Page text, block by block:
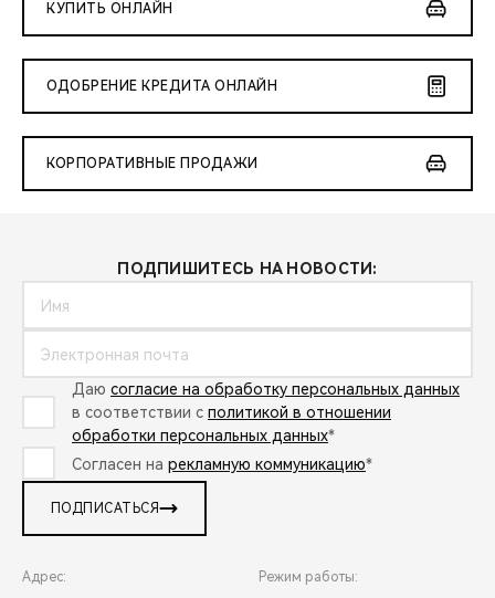
КУПИТЬ ОНЛАЙН
ОДОБРЕНИЕ КРЕДИТА ОНЛАЙН
КОРПОРАТИВНЫЕ ПРОДАЖИ
ПОДПИШИТЕСЬ НА НОВОСТИ:
Даю согласие на обработку персональных данных
в соответствии с политикой в отношении
обработки персональных данных*
Согласен на рекламную коммуникацию*
ПОДПИСАТЬСЯ
Адрес: Режим работы: